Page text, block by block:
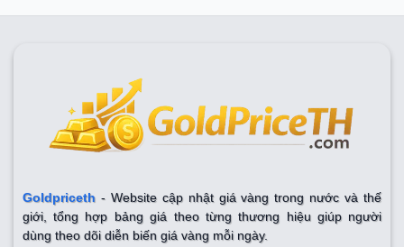
Goldpriceth- Website cập nhật giá vàng trong nước và thế
giới, tổng hợp bảng giá theo từng thương hiệu giúp người
dùng theo dõi diễn biến giá vàng mỗi ngày.